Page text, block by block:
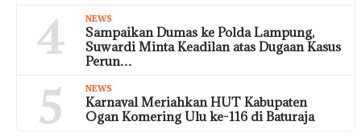
4 NEWS
Sampaikan Dumas ke Polda Lampung,
Suwardi Minta Keadilan atas Dugaan Kasus
Perun…
5 NEWS
Karnaval Meriahkan HUT Kabupaten
Ogan Komering Ulu ke-116 di Baturaja